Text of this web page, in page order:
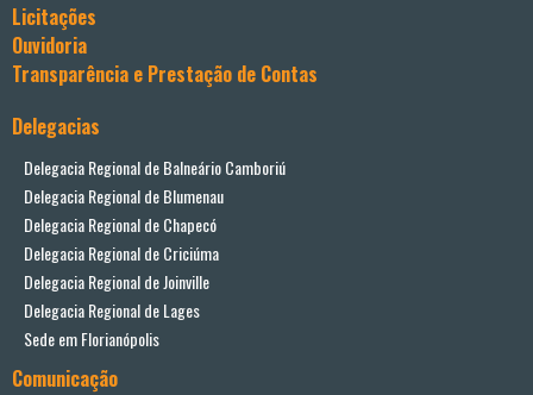
Licitações
Ouvidoria
Transparência e Prestação de Contas
Delegacias
Delegacia Regional de Balneário Camboriú
Delegacia Regional de Blumenau
Delegacia Regional de Chapecó
Delegacia Regional de Criciúma
Delegacia Regional de Joinville
Delegacia Regional de Lages
Sede em Florianópolis
Comunicação